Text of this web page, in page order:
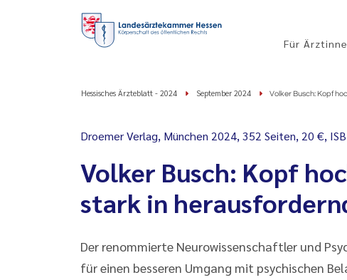
Für
Hessisches Ärzteblatt - 2024 September 2024 Volker Busch: Kopf
Droemer Verlag, München 2024, 352 Seiten, 20 €,
Volker Busch: Kopf
stark in
Der renommierte Neurowissenschaftler und
für einen besseren Umgang mit psychischen